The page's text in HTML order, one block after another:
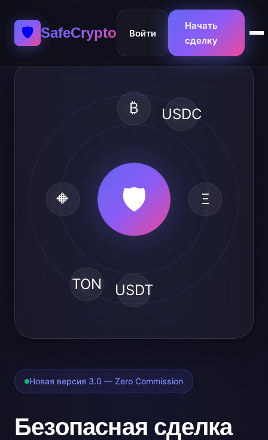
🛡️ SafeCrypto Войти
Начать
сделку
Новая версия 3.0 — Zero Commission
Безопасная сделка
₿
Ξ
USDT
🔶
USDC
TON
🛡️